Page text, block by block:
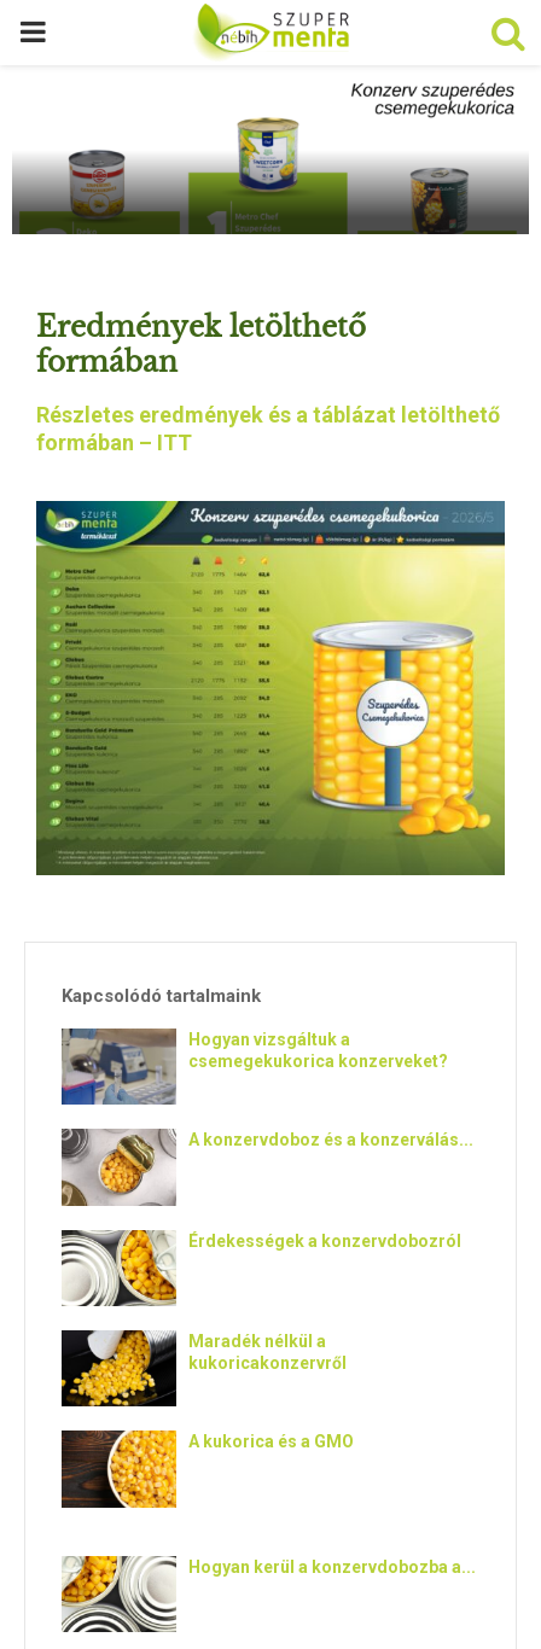
P
I
M
R
E
Eredmények letölthető
formában
Részletes eredmények és a táblázat letölthető
formában – ITT
Kapcsolódó tartalmaink
Hogyan vizsgáltuk a
csemegekukorica konzerveket?
A konzervdoboz és a konzerválás...
Érdekességek a konzervdobozról
Maradék nélkül a
kukoricakonzervről
A kukorica és a GMO
Hogyan kerül a konzervdobozba a...